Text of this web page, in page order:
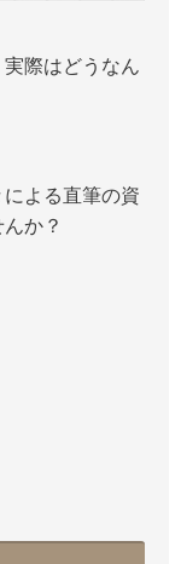
実際はどうなん
よる直筆の資
か？